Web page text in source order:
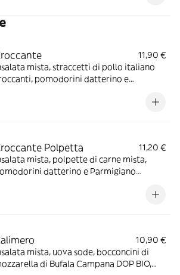
11,90 €
mista, straccetti di pollo italiano
pomodorini datterino e
Polpetta
11,20 €
mista, polpette di carne mista,
datterino e Parmigiano
10,90 €
mista, uova sode, bocconcini di
di Bufala Campana DOP BIO,